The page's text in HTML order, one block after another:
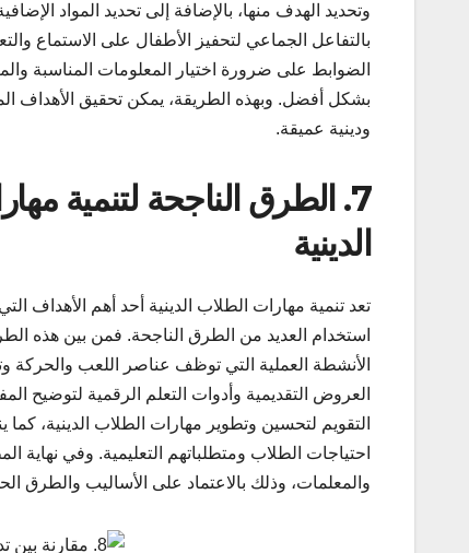
وتحديد الهدف منها، بالإضافة إلى تحديد المواد
بالتفاعل الجماعي لتحفيز الأطفال على الاستماع
الضوابط على ضرورة اختيار المعلومات المناسبة
بشكل أفضل. وبهذه الطريقة، يمكن تحقيق الأهداف
ودينية عميقة.
7. الطرق الناجحة لتنمية
الدينية
تعد تنمية مهارات الطلاب الدينية أحد أهم الأهداف
استخدام العديد من الطرق الناجحة. فمن بين هذه
الأنشطة العملية التي توظف عناصر اللعب والحركة
العروض التقديمية وأدوات التعلم الرقمية
التقويم لتحسين وتطوير مهارات الطلاب الدينية،
احتياجات الطلاب ومتطلباتهم التعليمية. وفي نهاية
والمعلمات، وذلك بالاعتماد على الأساليب والطرق